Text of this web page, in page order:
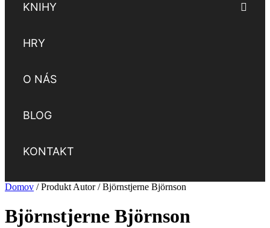
KNIHY
HRY
O NÁS
BLOG
KONTAKT
Domov / Produkt Autor / Björnstjerne Björnson
Björnstjerne Björnson